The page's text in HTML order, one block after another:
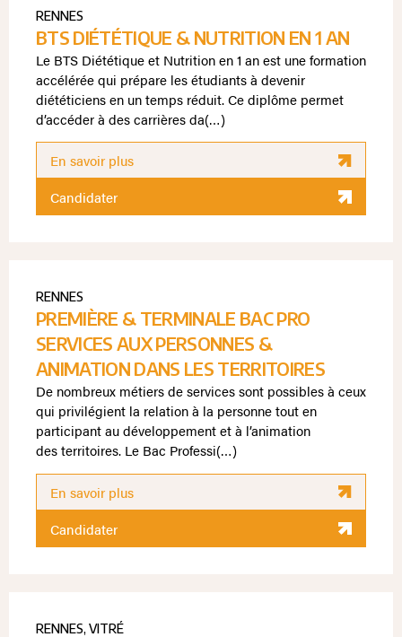
RENNES
BTS DIÉTÉTIQUE & NUTRITION EN 1 AN
Le BTS Diététique et Nutrition en 1 an est une formation
accélérée qui prépare les étudiants à devenir
diététiciens en un temps réduit. Ce diplôme permet
d’accéder à des carrières da(…)
En savoir plus
Candidater
RENNES
PREMIÈRE & TERMINALE BAC PRO
SERVICES AUX PERSONNES &
ANIMATION DANS LES TERRITOIRES
De nombreux métiers de services sont possibles à ceux
qui privilégient la relation à la personne tout en
participant au développement et à l’animation
des territoires. Le Bac Professi(…)
En savoir plus
Candidater
RENNES, VITRÉ